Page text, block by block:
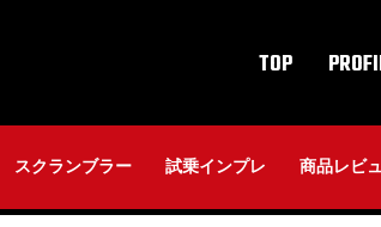
TOP
スクランブラー 試乗インプレ 商品レビ